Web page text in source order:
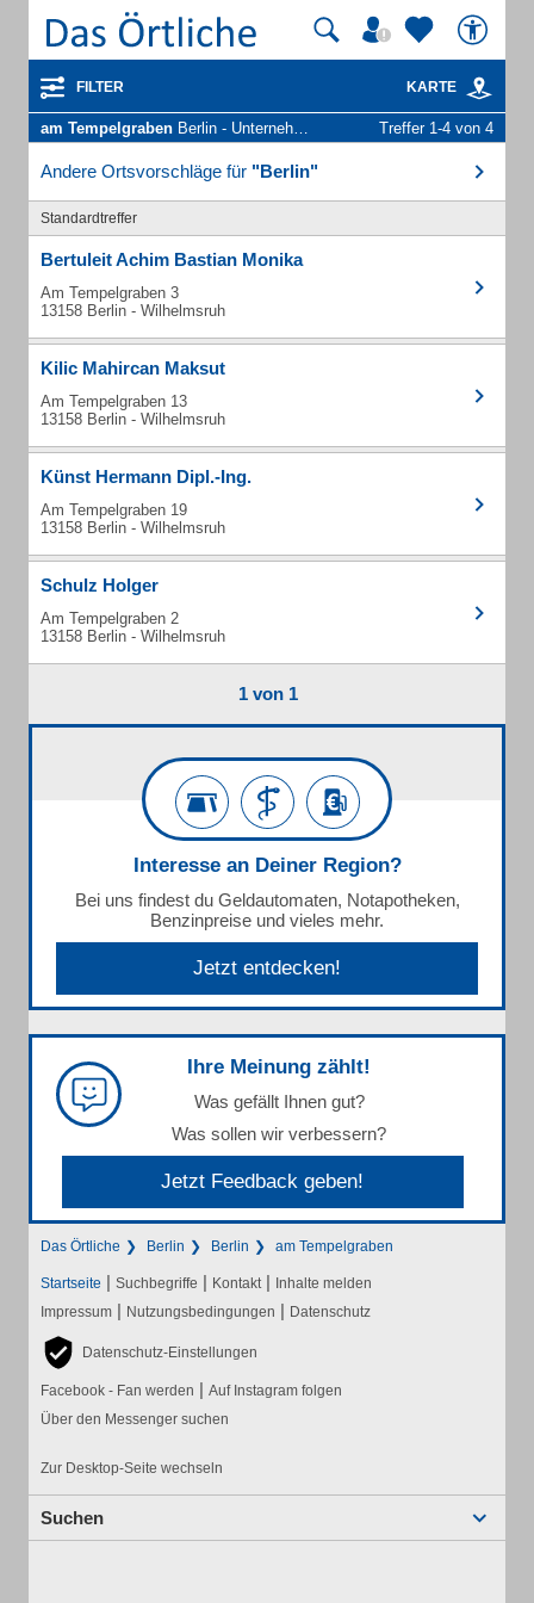
FILTER KARTE
am Tempelgraben Berlin - Unternehmen und Personen Treffer 1-4 von 4
Andere Ortsvorschläge für "Berlin"
Standardtreffer
Bertuleit Achim Bastian Monika
Am Tempelgraben 3
13158 Berlin - Wilhelmsruh
Kilic Mahircan Maksut
Am Tempelgraben 13
13158 Berlin - Wilhelmsruh
Künst Hermann Dipl.-Ing.
Am Tempelgraben 19
13158 Berlin - Wilhelmsruh
Schulz Holger
Am Tempelgraben 2
13158 Berlin - Wilhelmsruh
1 von 1
Interesse an Deiner Region?
Bei uns findest du Geldautomaten, Notapotheken,
Benzinpreise und vieles mehr.
Jetzt entdecken!
Ihre Meinung zählt!
Was gefällt Ihnen gut?
Was sollen wir verbessern?
Jetzt Feedback geben!
Das Örtliche Berlin Berlin am Tempelgraben
Startseite | Suchbegriffe | Kontakt | Inhalte melden
Impressum | Nutzungsbedingungen | Datenschutz
Datenschutz-Einstellungen
Facebook - Fan werden | Auf Instagram folgen
Über den Messenger suchen
Zur Desktop-Seite wechseln
Suchen